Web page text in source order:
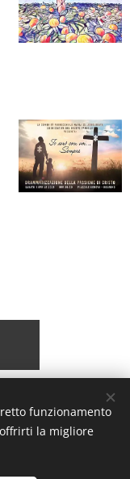
i diritti riservati.
menti a manica a
funzionamento
la migliore